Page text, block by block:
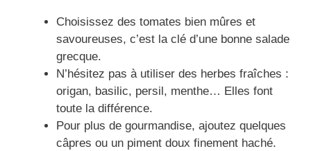
Choisissez des tomates bien mûres et
savoureuses, c’est la clé d’une bonne salade
grecque.
N’hésitez pas à utiliser des herbes fraîches :
origan, basilic, persil, menthe… Elles font
toute la différence.
Pour plus de gourmandise, ajoutez quelques
câpres ou un piment doux finement haché.